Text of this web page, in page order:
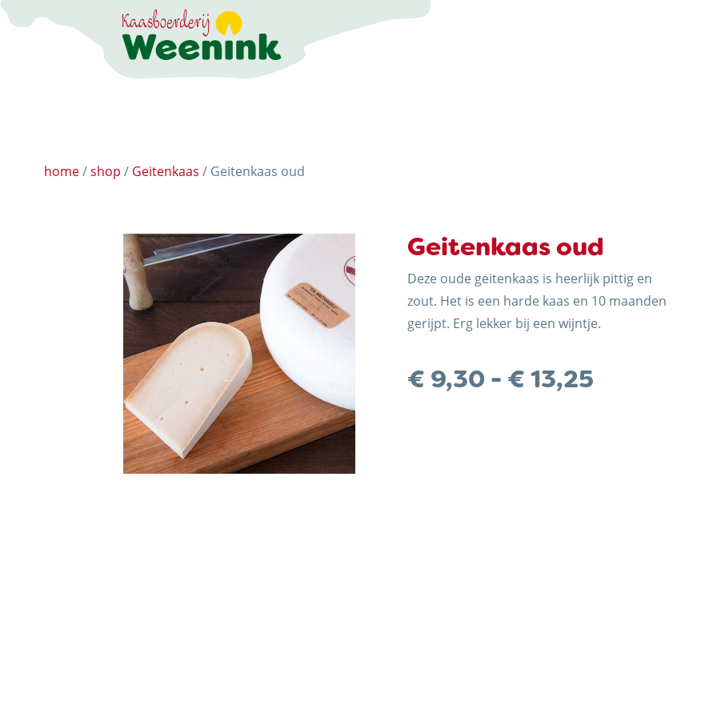
DE KAASMAKERIJ
ACTIVITEITEN
LANDWINKEL
KERSTPAKKETTEN
WEBSHOP
NIEUWS & ACTUALITEITEN
CONTACT
home/shop / Geitenkaas / Geitenkaas oud
Geitenkaas oud
Deze oude geitenkaas is heerlijk pittig en
zout. Het is een harde kaas en 10 maanden
gerijpt. Erg lekker bij een wijntje.
€ 9,30 - € 13,25Prijsklasse: